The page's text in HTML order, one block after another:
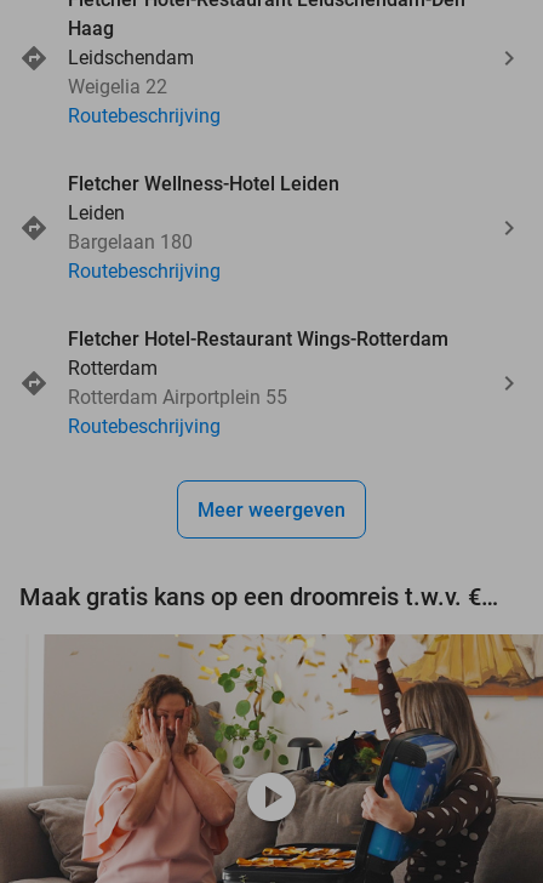
Haag
Leidschendam
Weigelia 22
Routebeschrijving
Fletcher Wellness-Hotel Leiden
Leiden
Bargelaan 180
Routebeschrijving
Fletcher Hotel-Restaurant Wings-Rotterdam
Rotterdam
Rotterdam Airportplein 55
Routebeschrijving
Meer weergeven
Maak gratis kans op een droomreis t.w.v. €3.000!
play_circle